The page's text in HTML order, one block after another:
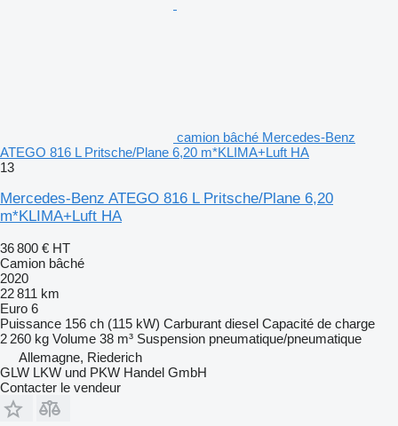
camion bâché Mercedes-Benz
ATEGO 816 L Pritsche/Plane 6,20 m*KLIMA+Luft HA
13
Mercedes-Benz ATEGO 816 L Pritsche/Plane 6,20
m*KLIMA+Luft HA
36 800 € HT
Camion bâché
2020
22 811 km
Euro 6
Puissance 156 ch (115 kW) Carburant diesel Capacité de charge
2 260 kg Volume 38 m³ Suspension pneumatique/pneumatique
Allemagne, Riederich
GLW LKW und PKW Handel GmbH
Contacter le vendeur